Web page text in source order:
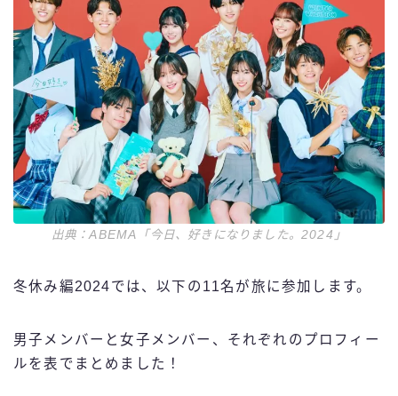
出典：ABEMA「今日、好きになりました。2024」
冬休み編2024では、以下の11名が旅に参加します。
男子メンバーと女子メンバー、それぞれのプロフィー
ルを表でまとめました！